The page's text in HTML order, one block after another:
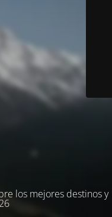
los mejores destinos y